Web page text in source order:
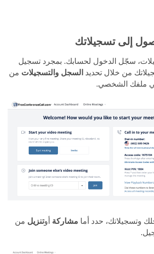
سجّل الدخول لحسابك. بمجرد تسجيل
من خلال تحديد السجل والتسجيلات من
في ملفك الشخصي.
حدد أما مشاركة أوتنزيل من